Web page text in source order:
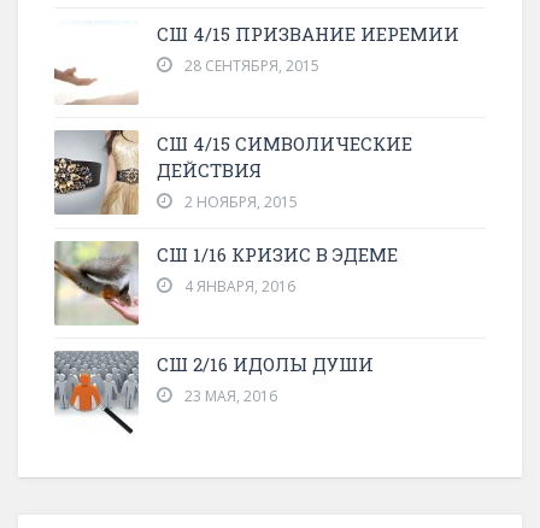
СШ 4/15 ПРИЗВАНИЕ ИЕРЕМИИ
28 СЕНТЯБРЯ, 2015
СШ 4/15 СИМВОЛИЧЕСКИЕ
ДЕЙСТВИЯ
2 НОЯБРЯ, 2015
СШ 1/16 КРИЗИС В ЭДЕМЕ
4 ЯНВАРЯ, 2016
СШ 2/16 ИДОЛЫ ДУШИ
23 МАЯ, 2016